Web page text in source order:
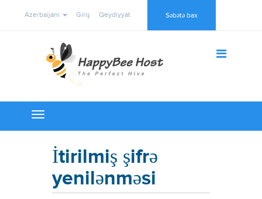
Azerbaijani Giriş Qeydiyyat Səbətə bax
Toggle
navigation
İtirilmiş şifrə
yenilənməsi